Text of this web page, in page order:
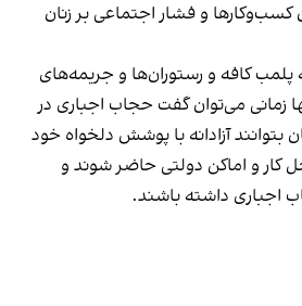
و فشار اجتماعی بر زنان
پلمب کافه و رستوران‌ها و جریمه‌های
زمانی می‌توان گفت حجاب اجباری در
بتوانند آزادانه با پوشش دلخواه خود
کار و اماکن دولتی حاضر شوند و
اجباری داشته باشند.